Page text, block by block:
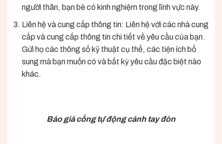
người thân, bạn bè có kinh nghiệm trong lĩnh vực này.
Liên hệ và cung cấp thông tin: Liên hệ với các nhà cung
cấp và cung cấp thông tin chi tiết về yêu cầu của bạn.
Gửi họ các thông số kỹ thuật cụ thể, các tiện ích bổ
sung mà bạn muốn có và bất kỳ yêu cầu đặc biệt nào
khác.
Báo giá cổng tự động cánh tay đòn